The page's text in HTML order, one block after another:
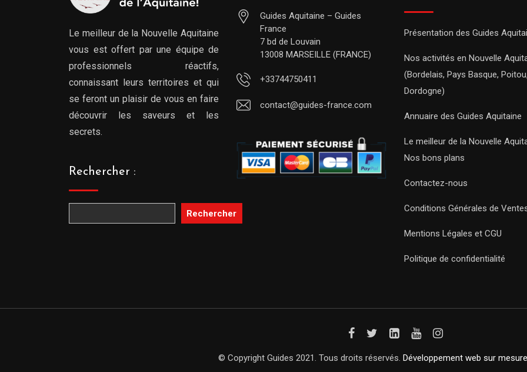
Le meilleur de la Nouvelle Aquitaine
vous est offert par une équipe de
professionnels réactifs,
connaissant leurs territoires et qui
se feront un plaisir de vous en faire
découvrir les saveurs et les
secrets.
Rechercher :
Rechercher
Guides Aquitaine – Guides
France
7 bd de Louvain
13008 MARSEILLE (FRANCE)
+33744750411
contact@guides-france.com
Présentation des Guides
Nos activités en Nouvelle
(Bordelais, Pays Basque,
Dordogne)
Annuaire des Guides Aquitaine
Le meilleur de la Nouvelle
Nos bons plans
Contactez-nous
Conditions Générales de
Mentions Légales et CGU
Politique de confidentialité
© Copyright Guides 2021. Tous droits réservés. Développement web sur mesure